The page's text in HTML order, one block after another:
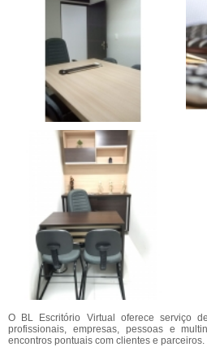
O BL Escritório Virtual oferece serviço
profissionais, empresas, pessoas e
encontros pontuais com clientes e parceiros.